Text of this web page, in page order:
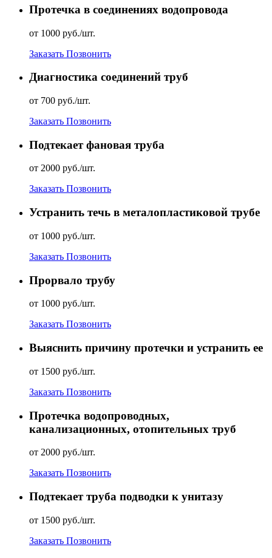
Протечка в соединениях водопровода
от 1000 руб./шт.
Заказать Позвонить
Диагностика соединений труб
от 700 руб./шт.
Заказать Позвонить
Подтекает фановая труба
от 2000 руб./шт.
Заказать Позвонить
Устранить течь в металопластиковой трубе
от 1000 руб./шт.
Заказать Позвонить
Прорвало трубу
от 1000 руб./шт.
Заказать Позвонить
Выяснить причину протечки и устранить ее
от 1500 руб./шт.
Заказать Позвонить
Протечка водопроводных,
канализационных, отопительных труб
от 2000 руб./шт.
Заказать Позвонить
Подтекает труба подводки к унитазу
от 1500 руб./шт.
Заказать Позвонить